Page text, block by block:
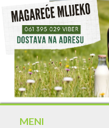
MENI